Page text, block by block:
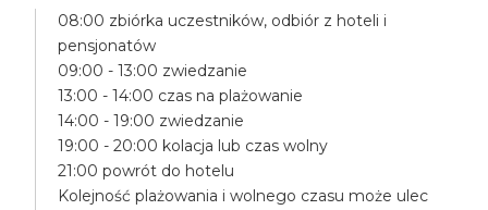
08:00 zbiórka uczestników, odbiór z hoteli i
pensjonatów
09:00 - 13:00 zwiedzanie
13:00 - 14:00 czas na plażowanie
14:00 - 19:00 zwiedzanie
19:00 - 20:00 kolacja lub czas wolny
21:00 powrót do hotelu
Kolejność plażowania i wolnego czasu może ulec